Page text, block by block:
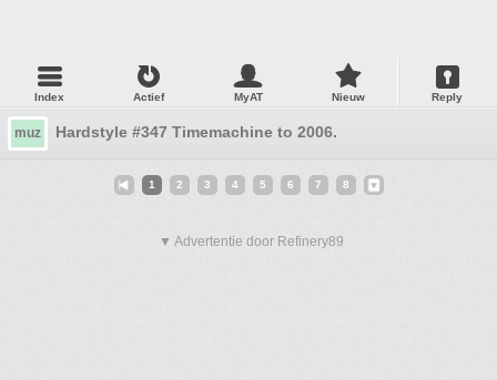
Index Actief MyAT Nieuw Reply
muz Hardstyle #347 Timemachine to 2006.
1 2 3 4 5 6 7 8
▼ Advertentie door Refinery89